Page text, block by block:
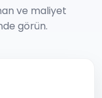
ve maliyet
görün.